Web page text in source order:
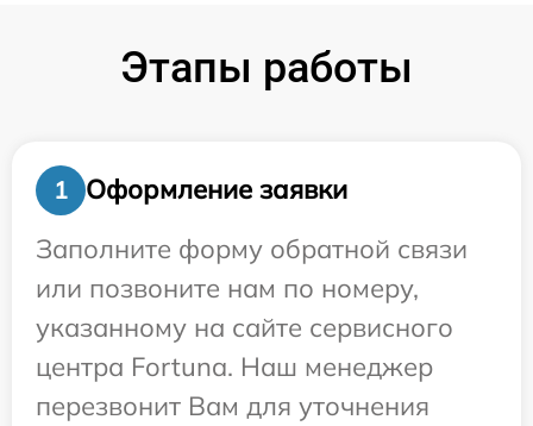
Этапы работы
1
Оформление заявки
Заполните форму обратной связи
или позвоните нам по номеру,
указанному на сайте сервисного
центра Fortuna. Наш менеджер
перезвонит Вам для уточнения